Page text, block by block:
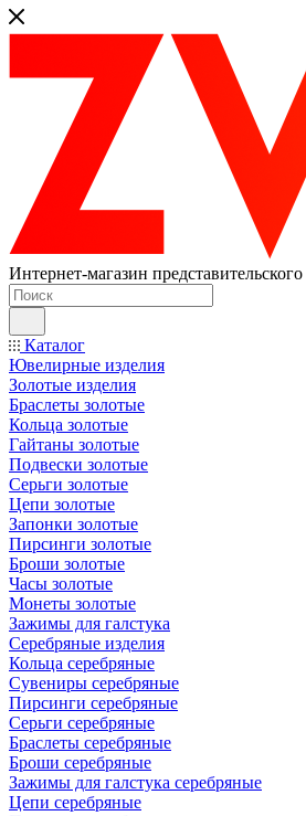
Интернет-магазин представительского
Каталог
Ювелирные изделия
Золотые изделия
Браслеты золотые
Кольца золотые
Гайтаны золотые
Подвески золотые
Серьги золотые
Цепи золотые
Запонки золотые
Пирсинги золотые
Броши золотые
Часы золотые
Монеты золотые
Зажимы для галстука
Серебряные изделия
Кольца серебряные
Сувениры серебряные
Пирсинги серебряные
Серьги серебряные
Браслеты серебряные
Броши серебряные
Зажимы для галстука серебряные
Цепи серебряные